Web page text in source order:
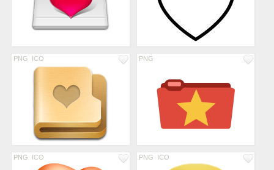
PNG ICO PNG
PNG ICO PNG ICO